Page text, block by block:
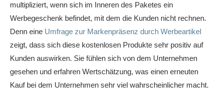
multipliziert, wenn sich im Inneren des Paketes ein
Werbegeschenk befindet, mit dem die Kunden nicht rechnen.
Denn eine Umfrage zur Markenpräsenz durch Werbeartikel
zeigt, dass sich diese kostenlosen Produkte sehr positiv auf
Kunden auswirken. Sie fühlen sich von dem Unternehmen
gesehen und erfahren Wertschätzung, was einen erneuten
Kauf bei dem Unternehmen sehr viel wahrscheinlicher macht.